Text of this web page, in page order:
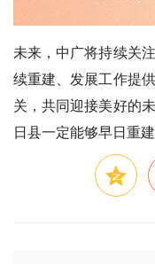
未来，中广将持续关
续重建、发展工作提
关，共同迎接美好的
日县一定能够早日重